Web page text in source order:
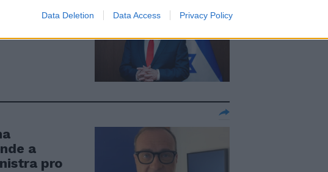
Data Deletion Data Access Privacy Policy
L'ira
a
pro